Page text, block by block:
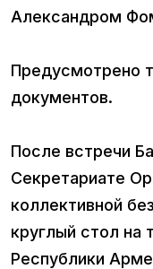
Александром
Предусмотрено
документов.
После встречи
Секретариате
коллективной
круглый стол на
Республики